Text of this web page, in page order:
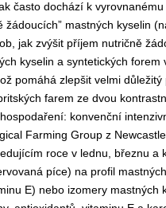
často dochází k
žádoucích” mastných kyselin
jak zvýšit příjem nutričně
kyselin a syntetických
pomáhá zlepšit velmi
farem ze dvou
konvenční
Farming Group z
roce v lednu, březnu
píce) na profil
E) nebo izomery mastných